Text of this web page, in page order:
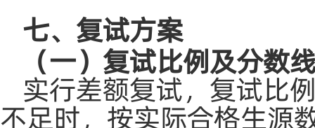
七、复试方案
（一）复试比例及分数
实行差额复试，复试比
不足时，按实际合格生源